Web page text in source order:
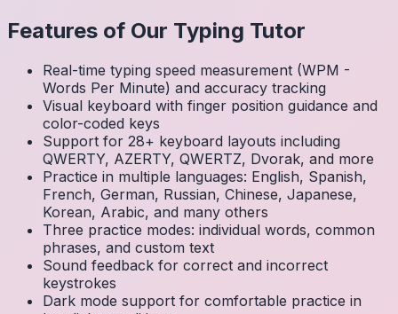
Features of Our Typing Tutor
Real-time typing speed measurement (WPM -
Words Per Minute) and accuracy tracking
Visual keyboard with finger position guidance and
color-coded keys
Support for 28+ keyboard layouts including
QWERTY, AZERTY, QWERTZ, Dvorak, and more
Practice in multiple languages: English, Spanish,
French, German, Russian, Chinese, Japanese,
Korean, Arabic, and many others
Three practice modes: individual words, common
phrases, and custom text
Sound feedback for correct and incorrect
keystrokes
Dark mode support for comfortable practice in